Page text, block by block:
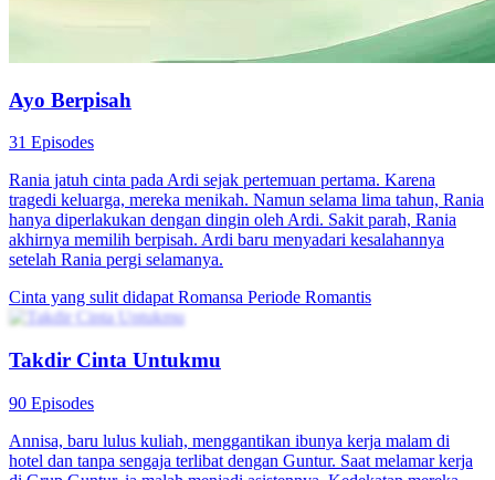
Cinta di Langit Luas
28 Episodes
Melati dan Rizky menikah karena sebuah kejadian tak terduga,
namun selama tiga tahun mereka tetap menjaga jarak. Indah
membuat Melati salah paham bahwa Rizky mencintai Indah dan
memutuskan untuk berpisah. Namun, saat ia jatuh sakit, Arief
menolongnya dan Rizky pun datang karena khawatir, membuka
peluang bagi hubungan mereka.
Cinta Lama, Takdir Baru